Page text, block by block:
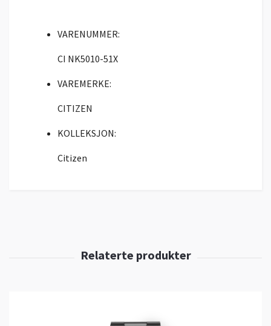
VARENUMMER:
CI NK5010-51X
VAREMERKE:
CITIZEN
KOLLEKSJON:
Citizen